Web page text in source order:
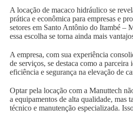
A locação de macaco hidráulico se
prática e econômica para empresas e
setores em Santo Antônio do Itambé –
essa escolha se torna ainda mais
A empresa, com sua experiência
de serviços, se destaca como a parceira
eficiência e segurança na elevação de
Optar pela locação com a Manuttech
a equipamentos de alta qualidade, mas
técnico e manutenção especializada.